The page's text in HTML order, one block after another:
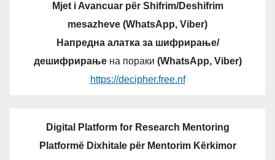
Mjet i Avancuar për Shifrim/Deshifrim
mesazheve (WhatsApp, Viber)
Напредна алатка за шифрирање/
дешифрирањена пораки (WhatsApp, Viber)
https://decipher.free.nf
Digital Platform for Research Mentoring
Platformë Dixhitale për Mentorim Kërkimor